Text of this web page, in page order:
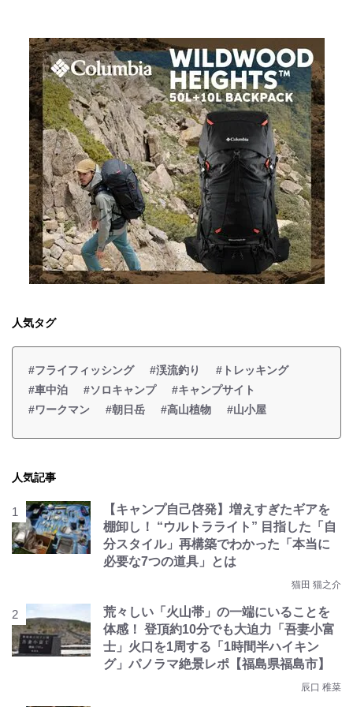
人気タグ
#フライフィッシング #渓流釣り
#トレッキング
#車中泊
#ソロキャンプ
#キャンプサイト
#ワークマン
#朝日岳 #高山植物 #山小屋
人気記事
【キャンプ自己啓発】増えすぎたギアを
棚卸し！ “ウルトラライト” 目指した「自
分スタイル」再構築でわかった「本当に
必要な7つの道具」とは
猫田 猫之介
荒々しい「火山帯」の一端にいることを
体感！ 登頂約10分でも大迫力「吾妻小富
士」火口を1周する「1時間半ハイキン
グ」パノラマ絶景レポ【福島県福島市】
辰口 稚菜